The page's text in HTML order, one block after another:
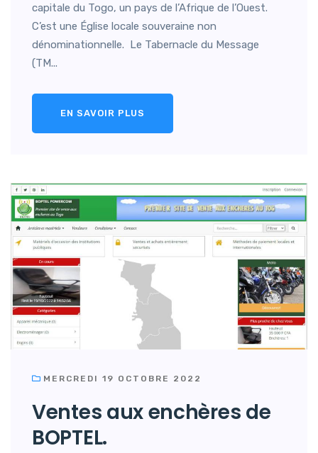
capitale du Togo, un pays de l’Afrique de l’Ouest.
C’est une Église locale souveraine non
dénominationnelle. Le Tabernacle du Message
(TM...
EN SAVOIR PLUS
MERCREDI 19 OCTOBRE 2022
Ventes aux enchères de
BOPTEL.